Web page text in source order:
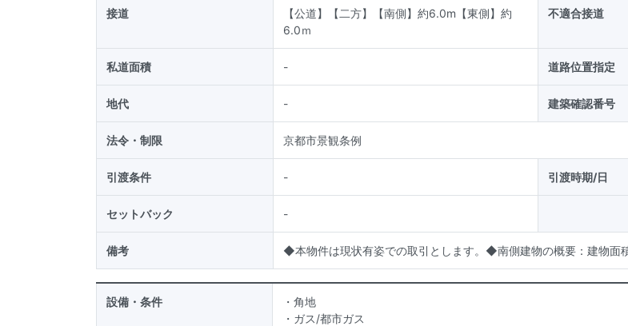
接道
【公道】【二方】【南側】約6.0m【東側】約
6.0ｍ
不適合接道
私道面積 - 道路位置指定
地代 - 建築確認番号
法令・制限 京都市景観条例
引渡条件 - 引渡時期/日
セットバック -
備考 ◆本物件は現状有姿での取引とします。◆南側建物の概要：建物面
設備・条件
・角地
・ガス/都市ガス